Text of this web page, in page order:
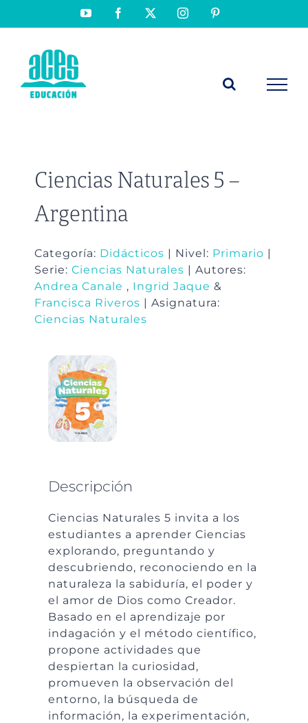
YouTubeFacebook Instagram
Ciencias Naturales 5 –
Argentina
Categoría: Didácticos | Nivel: Primario
Serie: Ciencias Naturales | Autores:
Andrea Canale , Ingrid Jaque &
Francisca Riveros | Asignatura:
Ciencias Naturales
Descripción
Ciencias Naturales 5 invita a los
estudiantes a aprender Ciencias
explorando, preguntando y
descubriendo, reconociendo en la
naturaleza la sabiduría, el poder y
el amor de Dios como Creador.
Basado en el aprendizaje por
indagación y el método científico,
propone actividades que
despiertan la curiosidad,
promueven la observación del
entorno, la búsqueda de
información, la experimentación,